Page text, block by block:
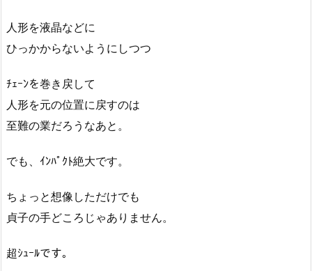
人形を液晶などに
ひっかからないようにしつつ
ﾁｪｰﾝを巻き戻して
人形を元の位置に戻すのは
至難の業だろうなあと。
でも、ｲﾝﾊﾟｸﾄ絶大です。
ちょっと想像しただけでも
貞子の手どころじゃありません。
超ｼｭｰﾙです。